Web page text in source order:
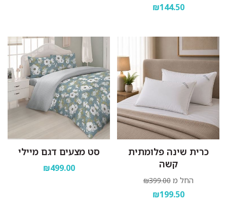
₪144.50
כרית שינה פלומתית
קשה
החל מ ₪399.00
₪199.50
סט מצעים דגם מיילי
₪499.00